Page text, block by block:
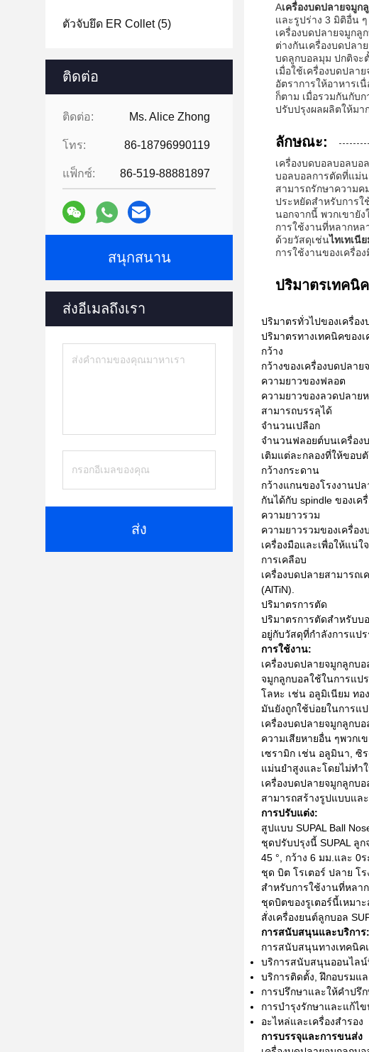
ตัวจับยึด ER Collet(5)
ติดต่อ
ติดต่อ: Ms. Alice Zhong
โทร: 86-18796990119
แฟ็กซ์: 86-519-88881897
สนุกสนาน
ส่งอีเมลถึงเรา
ส่ง
Aเครื่องบดปลายจมูก
และรูปร่าง 3 มิติอื่น
เครื่องบดปลายจมูกลู
ต่างกันเครื่องบดปล
บดลูกบอลมุม ปกติจะ
เมื่อใช้เครื่องบดปลา
อัตราการให้อาหารเ
ก็ตาม เมื่อรวมกันกับ
ปรับปรุงผลผลิตให้ม
ลักษณะ:
เครื่องบดบอลบอลบ
บอลบอลการตัดที่แม่น
สามารถรักษาความค
ประหยัดสําหรับการใ
นอกจากนี้ พวกเขายั
การใช้งานที่หลากหล
ด้วยวัสดุเช่นไทเทเนี
การใช้งานของเครื่อ
ปริมาตรเทคนิ
ปริมาตรทั่วไปของเครื่อ
ปริมาตรทางเทคนิคของ
กว้าง
กว้างของเครื่องบดปลา
ความยาวของฟลอต
ความยาวของลวดปลาย
สามารถบรรลุได้
จํานวนเปลือก
จํานวนฟลอยต์บนเครื่อง
เติมแต่ละกลองที่ให้ขอบ
กว้างกระดาน
กว้างแกนของโรงงานป
กันได้กับ spindle ของเครื่
ความยาวรวม
ความยาวรวมของเครื่อ
เครื่องมือและเพื่อให้แน่
การเคลือบ
เครื่องบดปลายสามารถ
(AlTiN).
ปริมาตรการตัด
ปริมาตรการตัดสําหรับบ
อยู่กับวัสดุที่กําลังการแป
การใช้งาน:
เครื่องบดปลายจมูกลูกบ
จมูกลูกบอลใช้ในการแป
โลหะ เช่น อลูมิเนียม ทอ
มันยังถูกใช้บ่อยในการแ
เครื่องบดปลายจมูกลูกบ
ความเสียหายอื่น ๆพวก
เซรามิก เช่น อลูมินา, ซิ
แม่นยําสูงและโดยไม่ทํา
เครื่องบดปลายจมูกลูกบ
สามารถสร้างรูปแบบแล
การปรับแต่ง:
สูปแบบ SUPAL Ball
ชุดปรับปรุงนี้ SUPAL ลู
45 °, กว้าง 6 มม.และ 0
ชุด บิต โรเตอร์ ปลาย โ
สําหรับการใช้งานที่หลาก
ชุดบิตของรูเตอร์นี้เหมา
สั่งเครื่องยนต์ลูกบอล
การสนับสนุนและบริการ:
การสนับสนุนทางเทคนิค
บริการสนับสนุนออนไลน์
บริการติดตั้ง, ฝึกอบรมแ
การปรึกษาและให้คําปรึ
การบํารุงรักษาและแก้ไ
อะไหล่และเครื่องสํารอง
การบรรจุและการขนส่ง